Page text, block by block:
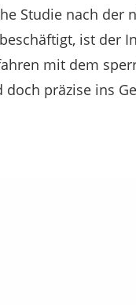
Studie nach der
ist der
mit dem
doch präzise ins